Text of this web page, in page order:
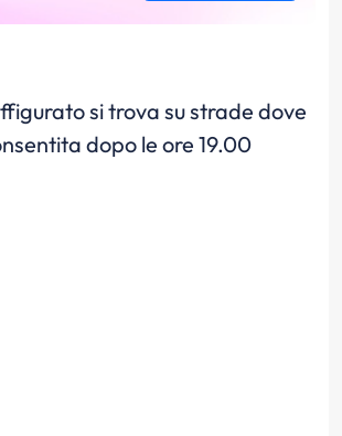
si trova su strade dove
dopo le ore 19.00